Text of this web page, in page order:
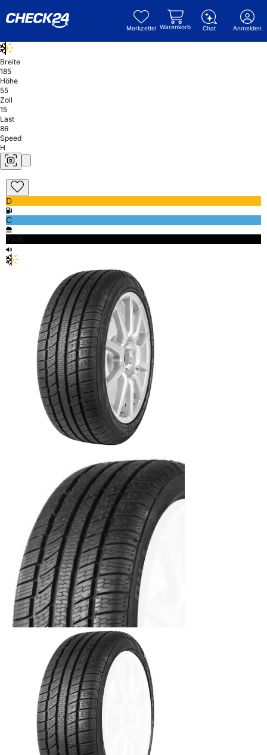
Merkzettel Warenkorb Chat Anmelden
Breite
185
Höhe
55
Zoll
15
Last
86
Speed
H
D
C
71db